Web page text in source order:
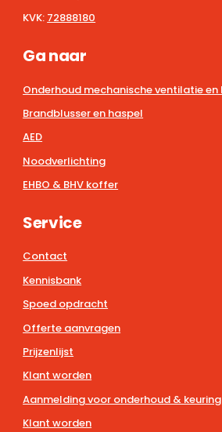
KVK: 72888180
Ga naar
Onderhoud mechanische ventilatie
Brandblusser en haspel
AED
Noodverlichting
EHBO & BHV koffer
Service
Contact
Kennisbank
Spoed opdracht
Offerte aanvragen
Prijzenlijst
Klant worden
Aanmelding voor onderhoud & keuring
Klant worden